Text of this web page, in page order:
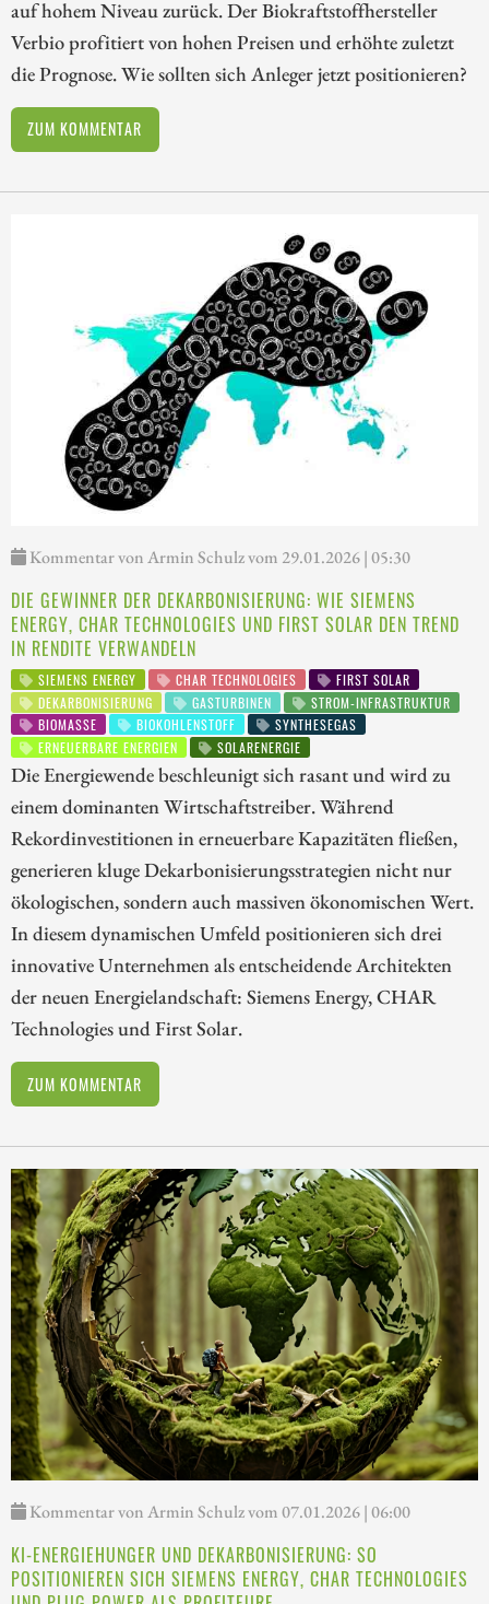
auf hohem Niveau zurück. Der Biokraftstoffhersteller
Verbio profitiert von hohen Preisen und erhöhte zuletzt
die Prognose. Wie sollten sich Anleger jetzt positionieren?
ZUM KOMMENTAR
Kommentar von Armin Schulz vom 29.01.2026 | 05:30
DIE GEWINNER DER DEKARBONISIERUNG: WIE SIEMENS
ENERGY, CHAR TECHNOLOGIES UND FIRST SOLAR DEN TREND
IN RENDITE VERWANDELN
SIEMENS ENERGY CHAR TECHNOLOGIES
FIRST SOLAR
DEKARBONISIERUNG
GASTURBINEN
STROM-INFRASTRUKTUR
BIOMASSE
BIOKOHLENSTOFF
SYNTHESEGAS
ERNEUERBARE ENERGIEN
SOLARENERGIE
Die Energiewende beschleunigt sich rasant und wird zu
einem dominanten Wirtschaftstreiber. Während
Rekordinvestitionen in erneuerbare Kapazitäten fließen,
generieren kluge Dekarbonisierungsstrategien nicht nur
ökologischen, sondern auch massiven ökonomischen Wert.
In diesem dynamischen Umfeld positionieren sich drei
innovative Unternehmen als entscheidende Architekten
der neuen Energielandschaft: Siemens Energy, CHAR
Technologies und First Solar.
ZUM KOMMENTAR
Kommentar von Armin Schulz vom 07.01.2026 | 06:00
KI-ENERGIEHUNGER UND DEKARBONISIERUNG: SO
POSITIONIEREN SICH SIEMENS ENERGY, CHAR TECHNOLOGIES